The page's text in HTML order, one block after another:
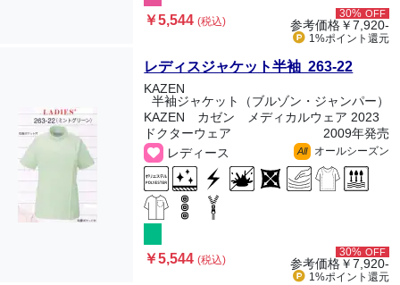
￥5,544(税込)
30% OFF
参考価格￥7,920-
1%ポイント 還元
レディスジャケット半袖 263-22
KAZEN
半袖ジャケット（ブルゾン・ジャンパー）
KAZEN カゼン メディカルウェア 2023
ドクターウェア
2009年発売
レディース
All オールシーズン
￥5,544(税込)
30% OFF
参考価格￥7,920-
1%ポイント 還元